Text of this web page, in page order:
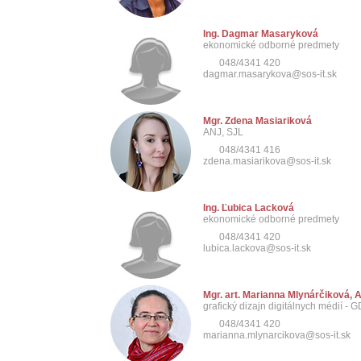
Ing. Dagmar Masaryková
ekonomické odborné predmety
048/4341 420
dagmar.masarykova@sos-it.sk
Mgr. Zdena Masiariková
ANJ, SJL
048/4341 416
zdena.masiarikova@sos-it.sk
Ing. Ľubica Lacková
ekonomické odborné predmety
048/4341 420
lubica.lackova@sos-it.sk
Mgr. art. Marianna Mlynárčiková,
grafický dizajn digitálnych médií -
048/4341 420
marianna.mlynarcikova@sos-it.sk